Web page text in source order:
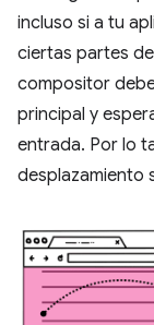
incluso si a tu
ciertas partes
compositor
principal y
entrada. Por lo
desplazamiento